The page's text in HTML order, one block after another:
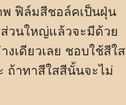
พ ฟิล์มสีชอล์คเป็นฝุ่น
วนใหญ่แล้วจะมีด้วย
เดียวเลย ชอบใช้สีใส
ถ้าทาสีใสสีนั้นจะไม่